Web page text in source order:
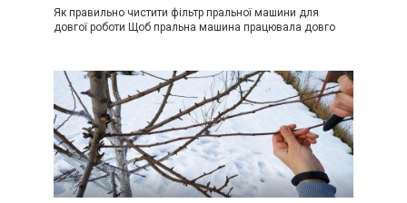
Як правильно чистити фільтр пральної машини для
довгої роботи Щоб пральна машина працювала довго